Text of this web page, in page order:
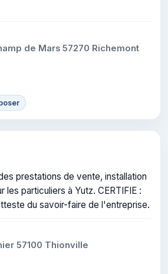
de Mars 57270 Richemont
prestations de vente, installation
les particuliers à Yutz. CERTIFIE :
du savoir-faire de l'entreprise.
57100 Thionville